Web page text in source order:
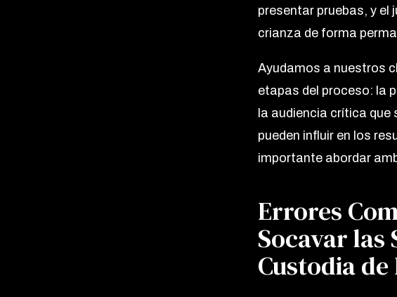
presentar pruebas, y el
crianza de forma
Ayudamos a nuestros
etapas del proceso: la
la audiencia crítica
pueden influir en los
importante abordar
Errores
Socavar las
Custodia